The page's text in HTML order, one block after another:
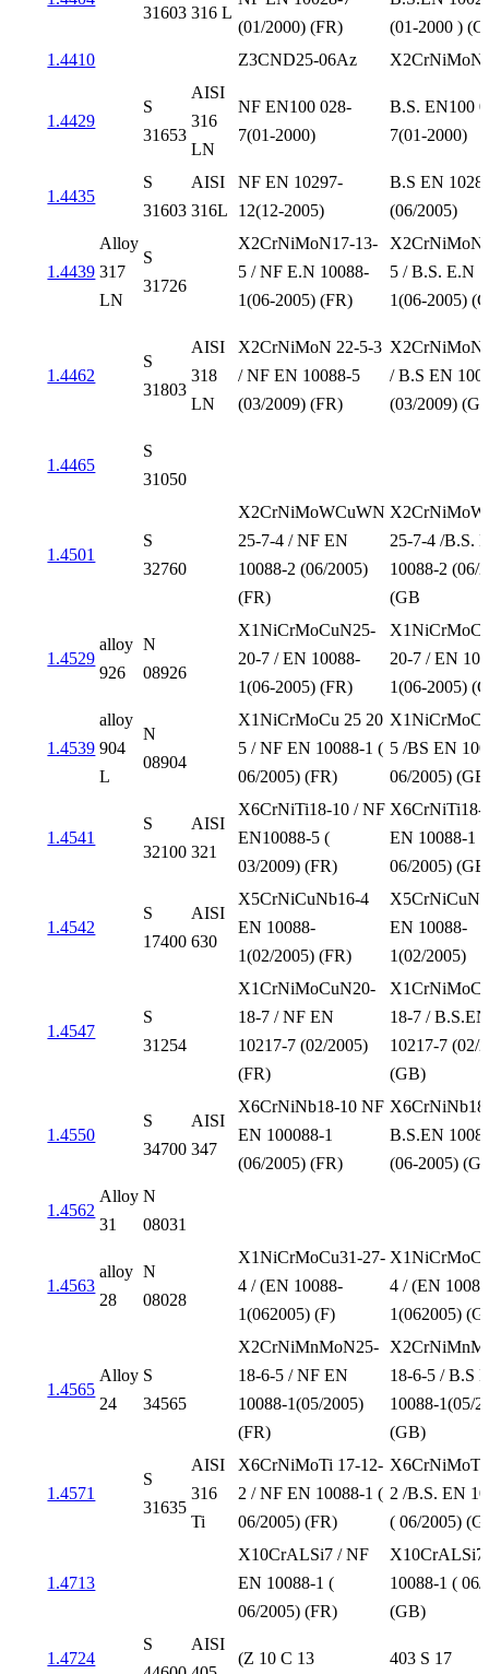
31603 316 L
(01/2000) (FR)
(01-2000 )
1.4410
Z3CND25-06Az
1.4429
S
31653
AISI
316
LN
NF EN100 028-
7(01-2000)
B.S. EN100
7(01-2000)
1.4435
S
31603
AISI
316L
NF EN 10297-
12(12-2005)
B.S EN
(06/2005)
1.4439
Alloy
317
LN
S
31726
X2CrNiMoN17-13-
5 / NF E.N 10088-
1(06-2005) (FR)
5 / B.S. E.N
1(06-2005)
1.4462
S
31803
AISI
318
LN
X2CrNiMoN 22-5-3
/ NF EN 10088-5
(03/2009) (FR)
X2CrNiMoN
/ B.S EN
(03/2009)
1.4465
S
31050
1.4501
S
32760
X2CrNiMoWCuWN
25-7-4 / NF EN
10088-2 (06/2005)
(FR)
25-7-4 /B.S.
10088-2 (06/
(GB
1.4529
alloy
926
N
08926
X1NiCrMoCuN25-
20-7 / EN 10088-
1(06-2005) (FR)
20-7 / EN
1(06-2005)
1.4539
alloy
904
L
N
08904
X1NiCrMoCu 25 20
5 / NF EN 10088-1 (
06/2005) (FR)
5 /BS EN
06/2005)
1.4541
S
32100
AISI
321
X6CrNiTi18-10 / NF
EN10088-5 (
03/2009) (FR)
X6CrNiTi18-
EN 10088-1 (
06/2005)
1.4542
S
17400
AISI
630
X5CrNiCuNb16-4
EN 10088-
1(02/2005) (FR)
EN 10088-
1(02/2005)
1.4547
S
31254
X1CrNiMoCuN20-
18-7 / NF EN
10217-7 (02/2005)
(FR)
18-7 / B.S.EN
10217-7 (02/
(GB)
1.4550
S
34700
AISI
347
X6CrNiNb18-10 NF
EN 100088-1
(06/2005) (FR)
B.S.EN
(06-2005)
1.4562
Alloy
31
N
08031
1.4563
alloy
28
N
08028
X1NiCrMoCu31-27-
4 / (EN 10088-
1(062005) (F)
4 / (EN
1(062005)
1.4565
Alloy
24
S
34565
X2CrNiMnMoN25-
18-6-5 / NF EN
10088-1(05/2005)
(FR)
18-6-5 / B.S
10088-1(05/
(GB)
1.4571
S
31635
AISI
316
Ti
X6CrNiMoTi 17-12-
2 / NF EN 10088-1 (
06/2005) (FR)
X6CrNiMoTi
2 /B.S. EN
( 06/2005)
1.4713
X10CrALSi7 / NF
EN 10088-1 (
06/2005) (FR)
X10CrALSi7
10088-1 ( 06/
(GB)
1.4724
S
AISI
(Z 10 C 13 403 S 17